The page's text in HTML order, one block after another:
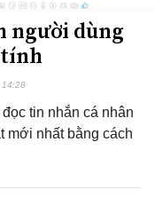
người dùng
14:28
tin nhắn cá nhân
mới nhất bằng cách